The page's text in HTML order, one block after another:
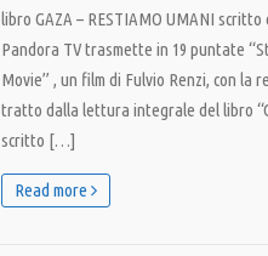
libro GAZA – RESTIAMO UMANI
Pandora TV trasmette in 19 puntate
Movie” , un film di Fulvio Renzi, con la
tratto dalla lettura integrale del libro
scritto […]
Read more